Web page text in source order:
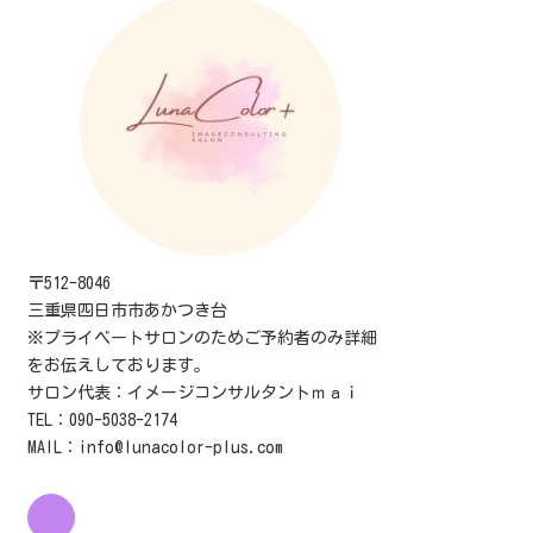
〒512-8046
三重県四日市市あかつき台
※プライベートサロンのためご予約者のみ詳細
をお伝えしております。
サロン代表：イメージコンサルタントｍａｉ
TEL：090-5038-2174
MAIL：info@lunacolor-plus.com